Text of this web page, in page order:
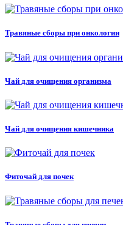
Травяные сборы при онкологии
Чай для очищения организма
Чай для очищения кишечника
Фиточай для почек